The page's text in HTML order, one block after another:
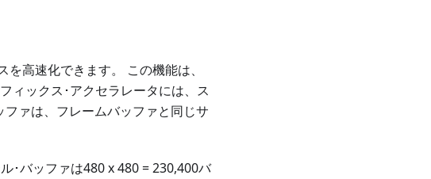
高速化できます。 この機能は、
ィックス･アクセラレータには、ス
ァは、フレームバッファと同じサ
･バッファは480 x 480 = 230,400バ